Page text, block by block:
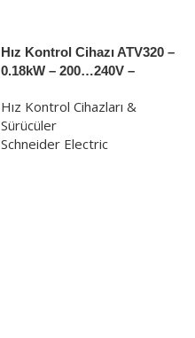
Hız Kontrol Cihazı ATV320 –
0.18kW – 200…240V –
Hız Kontrol Cihazları &
Sürücüler
Schneider Electric